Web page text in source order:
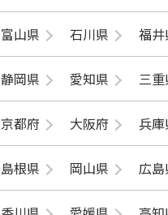
富山県 石川県 福井
静岡県 愛知県 三
京都府 大阪府 兵庫
島根県 岡山県 広島